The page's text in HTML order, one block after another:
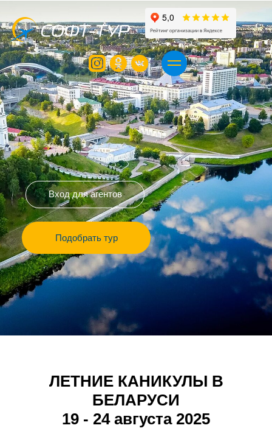
Подобрать тур
Вход для агентов
ЛЕТНИЕ КАНИКУЛЫ В
БЕЛАРУСИ
19 - 24 августа 2025